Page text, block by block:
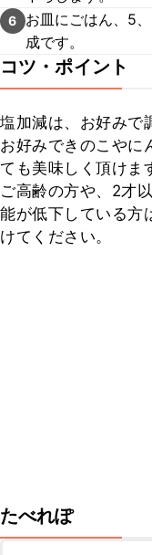
6
お皿にごはん、5
成です。
コツ・ポイント
塩加減は、お好みで
お好みできのこやに
ても美味しく頂けま
ご高齢の方や、2才
能が低下している方
けてください。
たべれぽ